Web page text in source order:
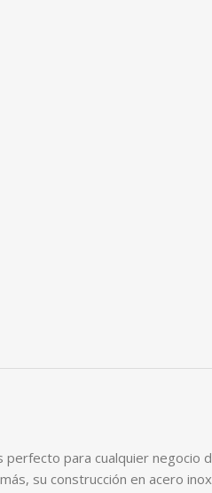
perfecto para cualquier
su construcción en acero